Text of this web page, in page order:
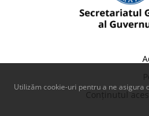
Conținutul
Utilizăm cookie-uri pentru a ne asigura